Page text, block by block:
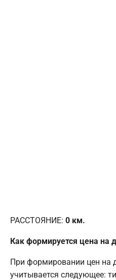
РАССТОЯНИЕ: 0 км.
Как формируется цена на
При формировании цен на
учитывается следующее: